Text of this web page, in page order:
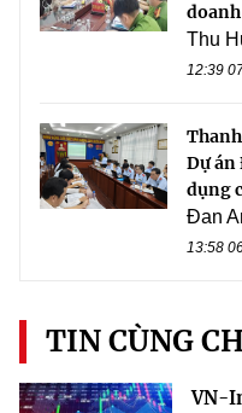
Thu
12:39
Dự án
dụng
Đan
13:58
TIN CÙNG
VN-